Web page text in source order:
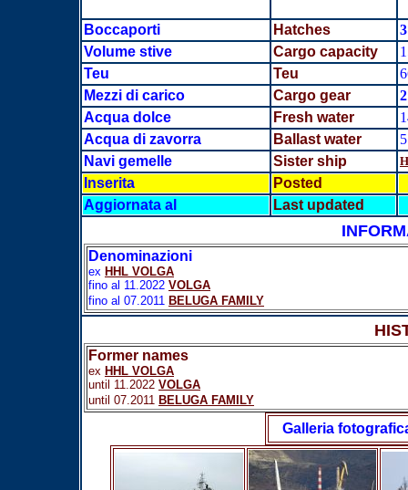
Boccaporti Hatches 3
Volume stive
Cargo capacity
Teu
Teu
Mezzi di carico
Cargo gear 2
Acqua dolce
Fresh water
Acqua di zavorra
Ballast water
Navi gemelle
Sister ship
Inserita
Posted
Aggiornata al
Last updated
Denominazioni
ex HHL VOLGA
fino al 11.2022 VOLGA
fino al 07.2011 BELUGA FAMILY
Former names
ex HHL VOLGA
until 11.2022 VOLGA
until 07.2011 BELUGA FAMILY
Galleria